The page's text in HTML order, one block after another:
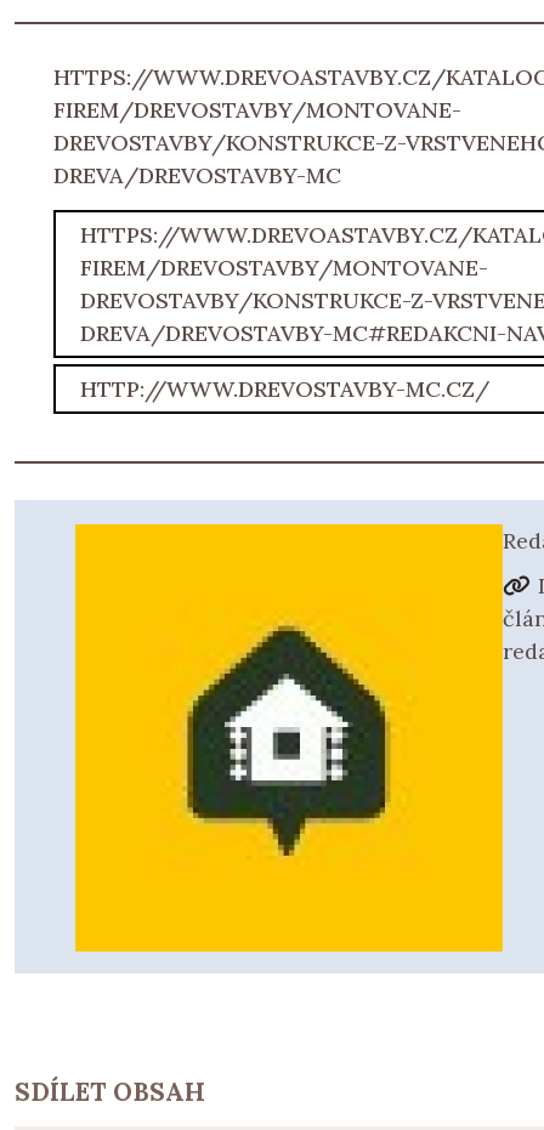
HTTPS://WWW.DREVOASTAVBY.CZ/
FIREM/DREVOSTAVBY/MONTOVANE-
DREVOSTAVBY/KONSTRUKCE-Z-
DREVA/DREVOSTAVBY-MC
HTTPS://WWW.DREVOASTAVBY.CZ/
FIREM/DREVOSTAVBY/MONTOVANE-
DREVOSTAVBY/KONSTRUKCE-Z-
DREVA/DREVOSTAVBY-MC#REDAKCNI-
HTTP://WWW.DREVOSTAVBY-MC.CZ/
SDÍLET OBSAH